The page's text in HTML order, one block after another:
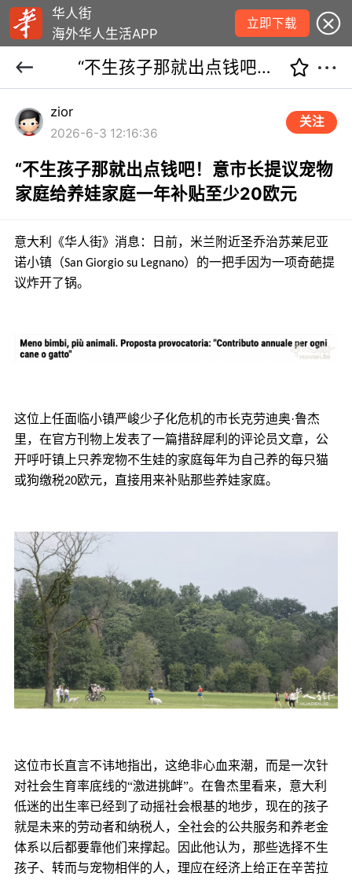
华人街
海外华人生活APP
立即下载
“不生孩子那就出点钱吧！意市长提议宠物家庭给养娃家庭一年补贴至少20欧元
zior
2026-6-3 12:16:36
关注
“不生孩子那就出点钱吧！意市长提议宠物
家庭给养娃家庭一年补贴至少20欧元
意大利《华人街》消息：日前，米兰附近圣乔治苏莱尼亚
诺小镇 （San Giorgio su Legnano）的一把手因为一项奇葩提
议炸开了锅。
这位上任面临小镇严峻少子化危机的市长克劳迪奥·鲁杰
里，在官方刊物上发表了一篇措辞犀利的评论员文章，公
开呼吁镇上只养宠物不生娃的家庭每年为自己养的每只猫
或狗缴税20欧元，直接用来补贴那些养娃家庭。
这位市长直言不讳地指出，这绝非心血来潮，而是一次针
对社会生育率底线的“激进挑衅”。在鲁杰里看来，意大利
低迷的出生率已经到了动摇社会根基的地步，现在的孩子
就是未来的劳动者和纳税人，全社会的公共服务和养老金
体系以后都要靠他们来撑起。因此他认为，那些选择不生
孩子、转而与宠物相伴的人，理应在经济上给正在辛苦拉